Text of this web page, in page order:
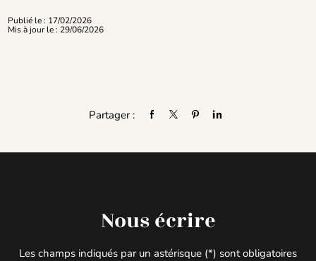
Publié le : 17/02/2026
Mis à jour le : 29/06/2026
Partager :
Nous écrire
Les champs indiqués par un astérisque (*) sont obligatoires